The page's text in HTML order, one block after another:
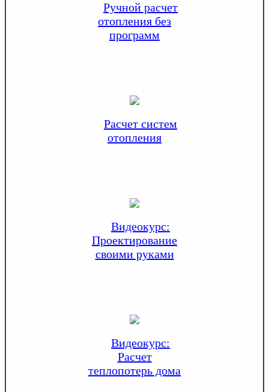
Ручной расчет
отопления без
программ
Расчет систем
отопления
Видеокурс:
Проектирование
своими руками
Видеокурс:
Расчет
теплопотерь дома